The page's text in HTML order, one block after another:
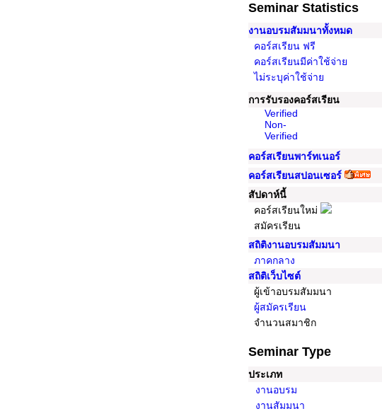
Seminar Statistics
งานอบรมสัมมนาทั้งหมด
คอร์สเรียน ฟรี
คอร์สเรียนมีค่าใช้จ่าย
ไม่ระบุค่าใช้จ่าย
การรับรองคอร์สเรียน
Verified
Non-
Verified
คอร์สเรียนพาร์ทเนอร์
คอร์สเรียนสปอนเซอร์
สัปดาห์นี้
คอร์สเรียนใหม่
สมัครเรียน
สถิติงานอบรมสัมมนา
ภาคกลาง
สถิติเว็บไซต์
ผู้เข้าอบรมสัมมนา
ผู้สมัครเรียน
จำนวนสมาชิก
Seminar Type
ประเภท
งานอบรม
งานสัมมนา